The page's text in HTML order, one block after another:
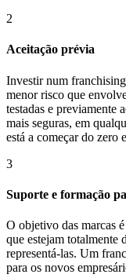
2
Aceitação prévia
Investir num
menor risco que
testadas e previamente
mais seguras, em
está a começar do zero
3
Suporte e formação
O objetivo das marcas
que estejam totalmente
representá-las. Um
para os novos